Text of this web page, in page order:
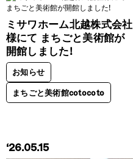
ミサワホーム北越株式会社
様にて まちごと美術館が
開館しました!
お知らせ
まちごと美術館cotocoto
‘26.05.15